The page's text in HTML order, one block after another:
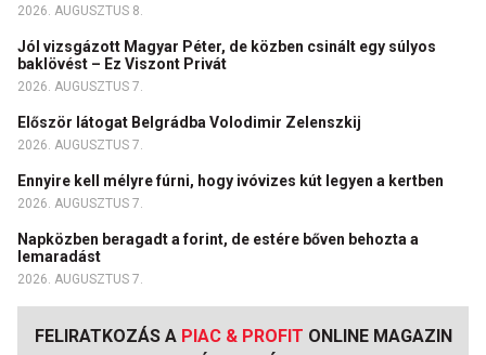
2026. AUGUSZTUS 8.
Jól vizsgázott Magyar Péter, de közben csinált egy súlyos
baklövést – Ez Viszont Privát
2026. AUGUSZTUS 7.
Először látogat Belgrádba Volodimir Zelenszkij
2026. AUGUSZTUS 7.
Ennyire kell mélyre fúrni, hogy ivóvizes kút legyen a kertben
2026. AUGUSZTUS 7.
Napközben beragadt a forint, de estére bőven behozta a
lemaradást
2026. AUGUSZTUS 7.
FELIRATKOZÁS A PIAC & PROFIT ONLINE MAGAZIN